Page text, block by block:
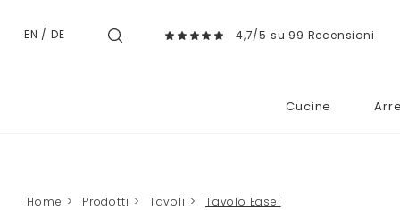
EN / DE 4,7/5 su 99 Recensioni
Cucine
Home > Prodotti > Tavoli > Tavolo Easel